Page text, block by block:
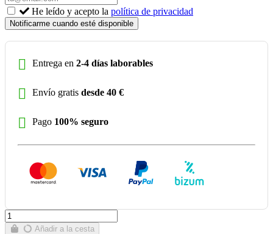
He leído y acepto la política de privacidad
Notificarme cuando esté disponible
Entrega en 2-4 días laborables
Envío gratis desde 40 €
Pago 100% seguro
Añadir a la cesta